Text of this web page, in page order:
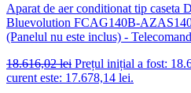
Aparat de aer conditionat tip caseta
Bluevolution FCAG140B-
(Panelul nu este inclus) -
18.616,02lei Prețul inițial a fost:
curent este: 17.678,14 lei.